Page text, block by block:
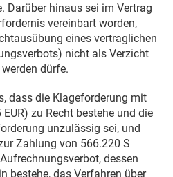
Darüber hinaus sei im Vertrag
vereinbart worden,
eines vertraglichen
nicht als Verzicht
dürfe.
dass die Klageforderung mit
zu Recht bestehe und die
unzulässig sei, und
Zahlung von 566.220 S
dessen
bestehe, das Verfahren über